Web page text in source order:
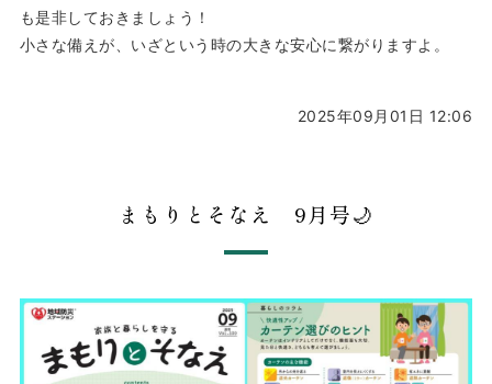
も是非しておきましょう！
小さな備えが、いざという時の大きな安心に繋がりますよ。
2025年09月01日 12:06
まもりとそなえ 9月号🌙